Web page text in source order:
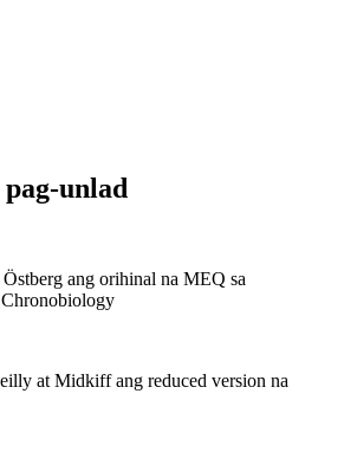
unlad
ang orihinal na MEQ sa
at Midkiff ang reduced version na